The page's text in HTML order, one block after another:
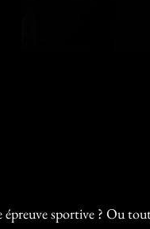
sportive ? Ou